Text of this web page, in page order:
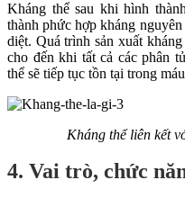
Kháng thể sau khi hình
thành phức hợp kháng
diệt. Quá trình sản xuất
cho đến khi tất cả các phân
thể sẽ tiếp tục tồn tại trong
Kháng thể liên kết
4. Vai trò, chức